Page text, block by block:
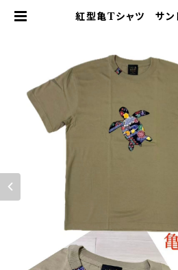
紅型亀Tシャツ サン
White Lily